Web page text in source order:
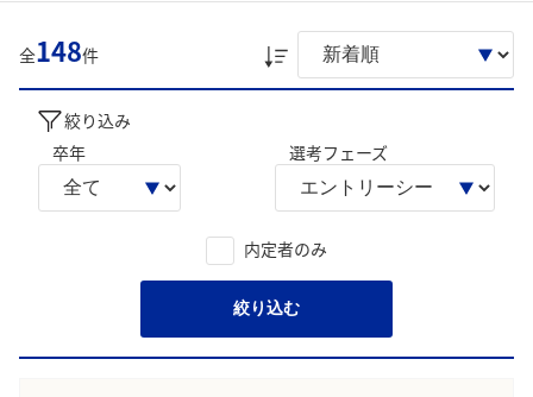
全148件
絞り込み
卒年
選考フェーズ
内定者のみ
絞り込む